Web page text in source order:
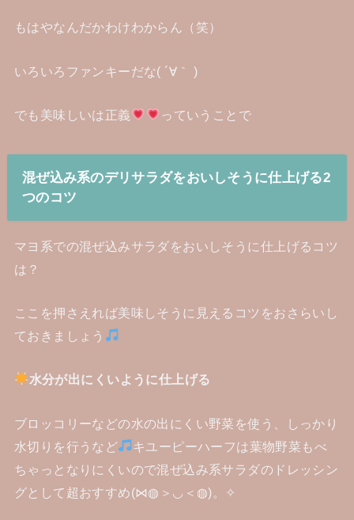
もはやなんだかわけわからん（笑）
いろいろファンキーだな( ´∀｀ )
でも美味しいは正義 っていうことで
混ぜ込み系のデリサラダをおいしそうに仕上げる2
つのコツ
マヨ系での混ぜ込みサラダをおいしそうに仕上げるコツ
は？
ここを押さえれば美味しそうに見えるコツをおさらいし
ておきましょう
水分が出にくいように仕上げる
ブロッコリーなどの水の出にくい野菜を使う、しっかり
水切りを行うなど
キユーピーハーフは葉物野菜もべ
ちゃっとなりにくいので混ぜ込み系サラダのドレッシン
グとして超おすすめ(⋈◍＞◡＜◍)。✧